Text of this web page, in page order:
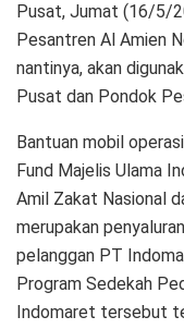
Pusat, Jumat (16/5/
Pesantren Al Amien
nantinya, akan
Pusat dan Pondok
Bantuan mobil
Fund Majelis Ulama
Amil Zakat Nasional
merupakan
pelanggan PT
Program Sedekah
Indomaret tersebut